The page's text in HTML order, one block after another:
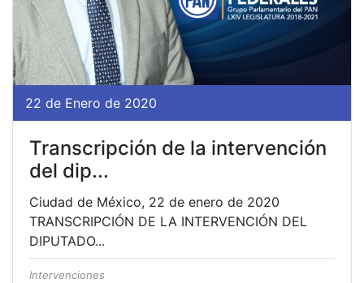
22 de Enero de 2020
Transcripción de la intervención
del dip...
Ciudad de México, 22 de enero de 2020
TRANSCRIPCIÓN DE LA INTERVENCIÓN DEL
DIPUTADO...
Intervenciones